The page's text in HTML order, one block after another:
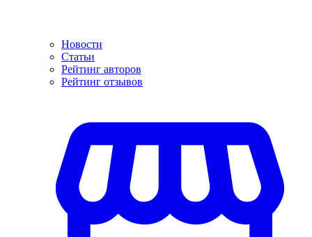
Новости
Статьи
Рейтинг авторов
Рейтинг отзывов